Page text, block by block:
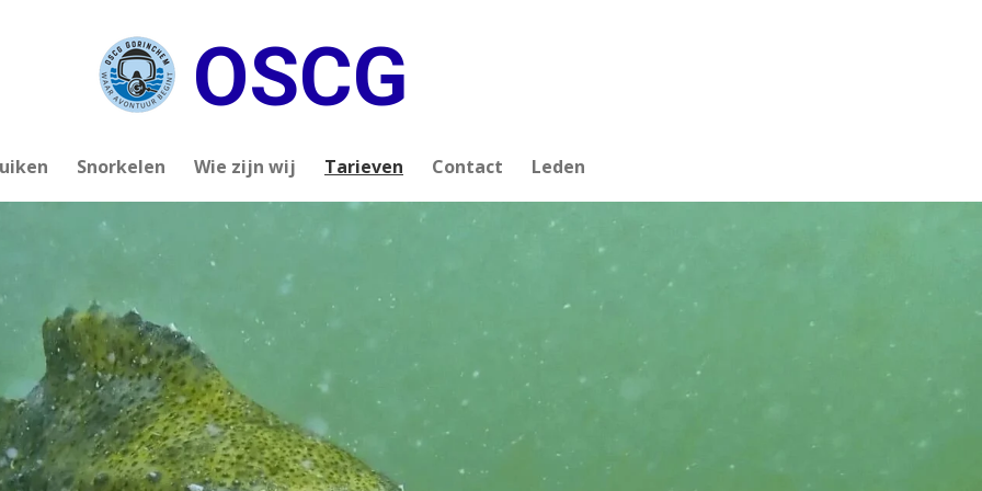
OSCG
Snorkelen Wie zijn wij Tarieven Contact Leden